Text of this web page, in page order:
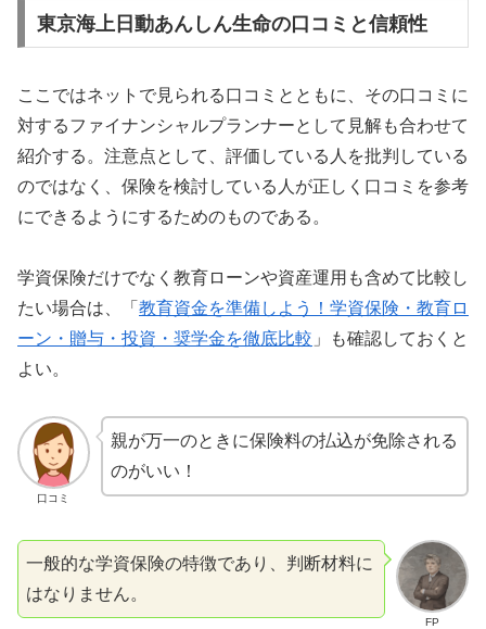
東京海上日動あんしん生命の口コミと信頼性
ここではネットで見られる口コミとともに、その口コミに
対するファイナンシャルプランナーとして見解も合わせて
紹介する。注意点として、評価している人を批判している
のではなく、保険を検討している人が正しく口コミを参考
にできるようにするためのものである。
学資保険だけでなく教育ローンや資産運用も含めて比較し
たい場合は、「 教育資金を準備しよう！学資保険・教育ロ
ーン・贈与・投資・奨学金を徹底比較 」も確認しておくと
よい。
口コミ
親が万一のときに保険料の払込が免除される
のがいい！
FP
一般的な学資保険の特徴であり、判断材料に
はなりません。